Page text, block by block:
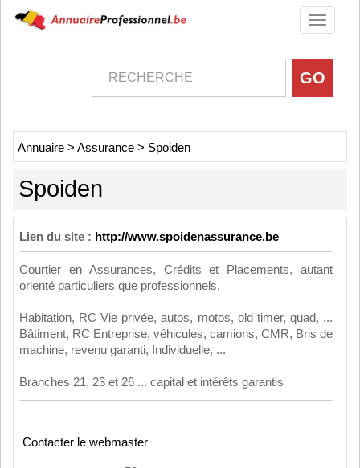
Toggle
Annuaire > Assurance > Spoiden
Spoiden
Lien du site : http://www.spoidenassurance.be
Courtier en Assurances, Crédits et Placements, autant
orienté particuliers que professionnels.
Habitation, RC Vie privée, autos, motos, old timer, quad, ...
Bâtiment, RC Entreprise, véhicules, camions, CMR, Bris de
machine, revenu garanti, Individuelle, ...
Branches 21, 23 et 26 ... capital et intérêts garantis
Contacter le webmaster